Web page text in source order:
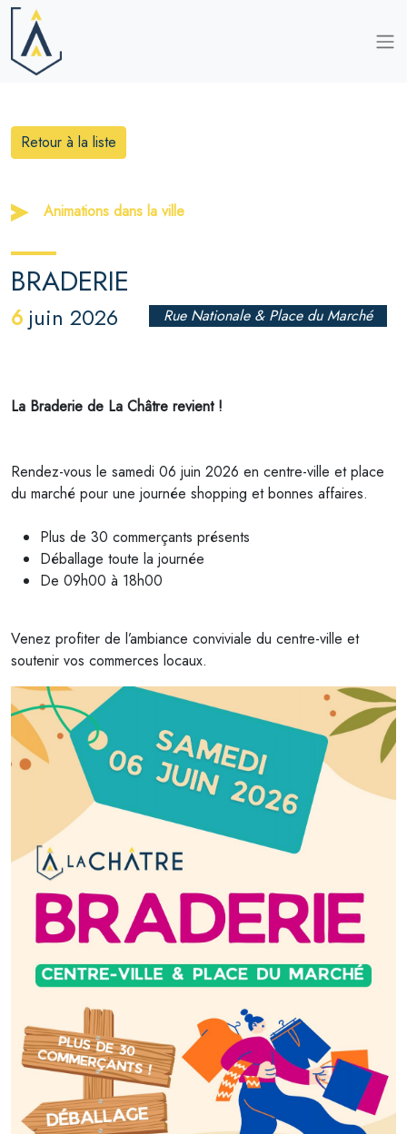
Retour à la liste
Animations dans la ville
BRADERIE
6 juin 2026 Rue Nationale & Place du Marché
La Braderie de La Châtre revient !
Rendez-vous le samedi 06 juin 2026 en centre-ville et place
du marché pour une journée shopping et bonnes affaires.
Plus de 30 commerçants présents
Déballage toute la journée
De 09h00 à 18h00
Venez profiter de l’ambiance conviviale du centre-ville et
soutenir vos commerces locaux.